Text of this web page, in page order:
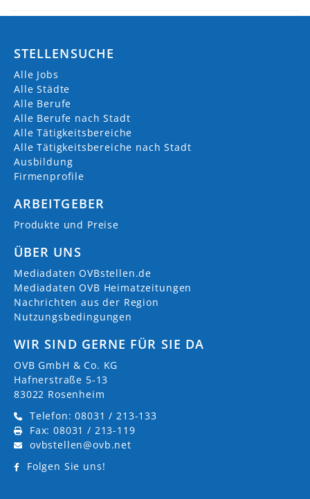
STELLENSUCHE
Alle Jobs
Alle Städte
Alle Berufe
Alle Berufe nach Stadt
Alle Tätigkeitsbereiche
Alle Tätigkeitsbereiche nach Stadt
Ausbildung
Firmenprofile
ARBEITGEBER
Produkte und Preise
ÜBER UNS
Mediadaten OVBstellen.de
Mediadaten OVB Heimatzeitungen
Nachrichten aus der Region
Nutzungsbedingungen
WIR SIND GERNE FÜR SIE DA
OVB GmbH & Co. KG
Hafnerstraße 5-13
83022 Rosenheim
Telefon: 08031 / 213-133
Fax: 08031 / 213-119
ovbstellen@ovb.net
Folgen Sie uns!